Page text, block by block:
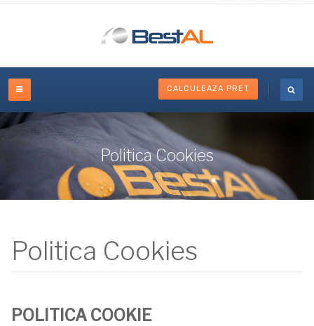
CALCULEAZA PRET
Politica Cookies
Politica Cookies
POLITICA COOKIE